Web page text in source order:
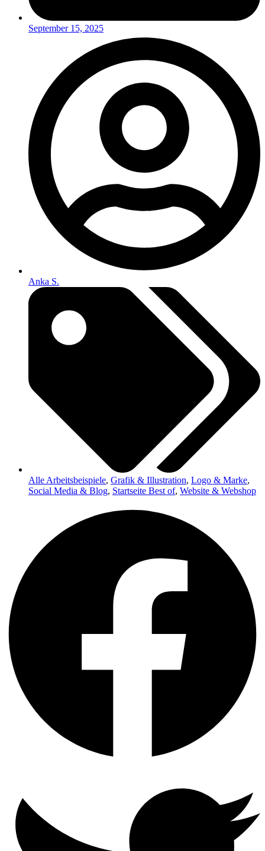
September 15, 2025
Anka S.
Alle Arbeitsbeispiele, Grafik & Illustration, Logo & Marke,
Social Media & Blog, Startseite Best of, Website & Webshop